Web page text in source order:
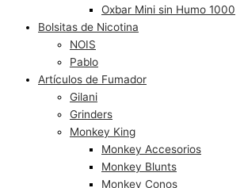
Oxbar Mini sin Humo 1000
Bolsitas de Nicotina
NOIS
Pablo
Artículos de Fumador
Gilani
Grinders
Monkey King
Monkey Accesorios
Monkey Blunts
Monkey Conos